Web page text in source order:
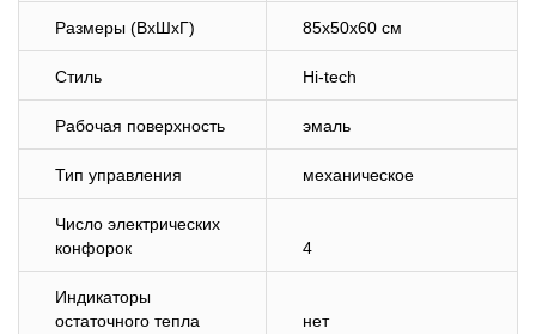
Размеры (ВхШхГ) 85x50x60 см
Стиль Hi-tech
Рабочая поверхность эмаль
Тип управления механическое
Число электрических
конфорок
4
Индикаторы
остаточного тепла
нет